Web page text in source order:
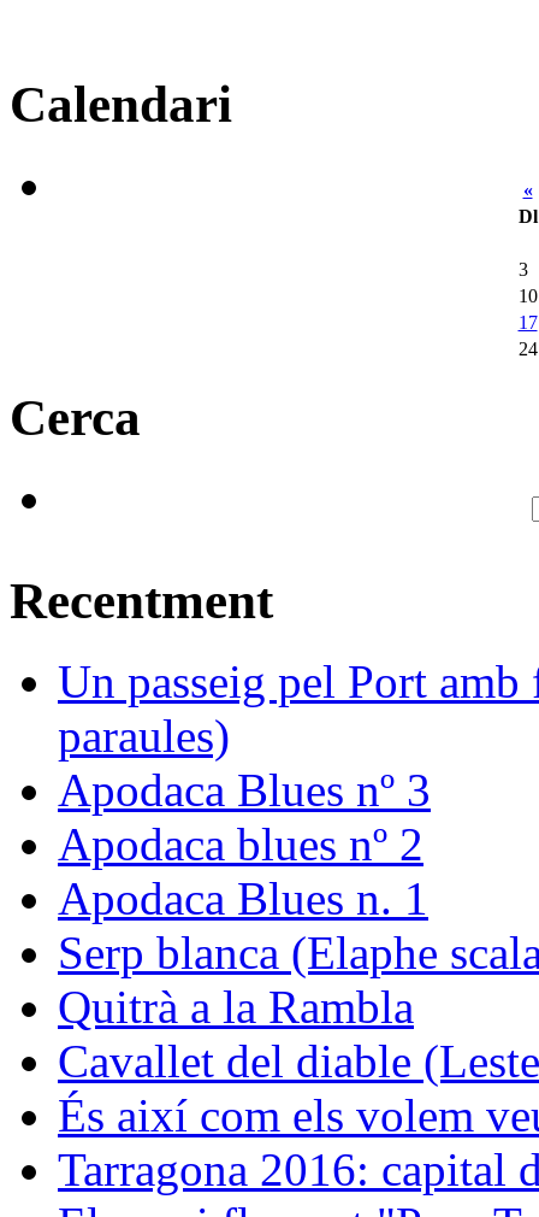
Calendari
«
Dl
3
10
17
24
Cerca
Recentment
Un passeig pel Port
paraules)
Apodaca Blues nº 3
Apodaca blues nº 2
Apodaca Blues n. 1
Serp blanca (Elaphe
Quitrà a la Rambla
Cavallet del diable
És així com els volem
Tarragona 2016: capital